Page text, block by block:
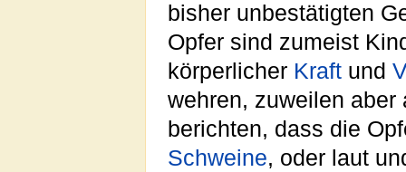
bisher unbestätigten
Opfer sind zumeist
körperlicher Kraft und
wehren, zuweilen
berichten, dass die
Schweine, oder laut